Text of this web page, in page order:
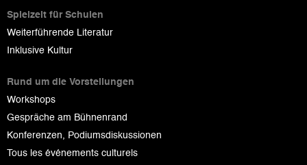
Spielzeit für Schulen
Weiterführende Literatur
Inklusive Kultur
Rund um die Vorstellungen
Workshops
Gespräche am Bühnenrand
Konferenzen, Podiumsdiskussionen
Tous les événements culturels